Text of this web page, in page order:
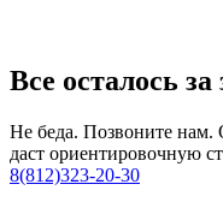
Все осталось
Не беда. Позвоните нам.
даст ориентировочную
8(812)323-20-30